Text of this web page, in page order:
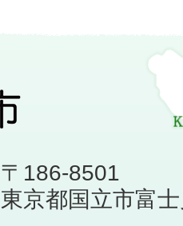
〒186-8501
東京都国立市富